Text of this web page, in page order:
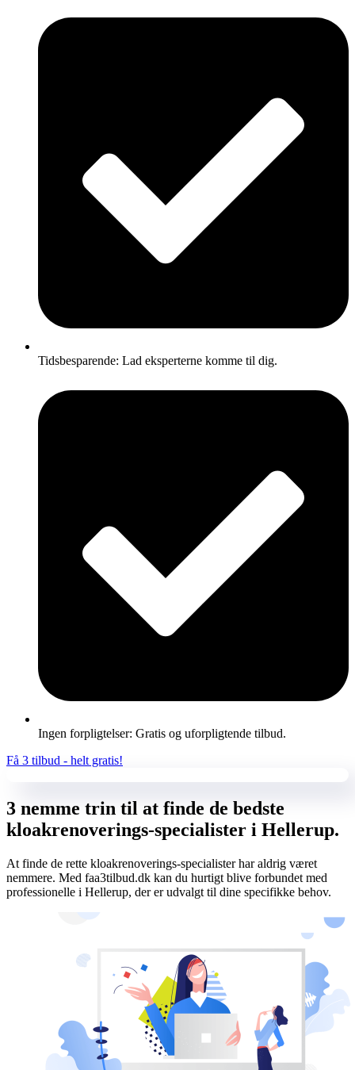
Tidsbesparende: Lad eksperterne komme til dig.
Ingen forpligtelser: Gratis og uforpligtende tilbud.
Få 3 tilbud - helt gratis!
3 nemme trin til at finde de bedste
kloakrenoverings-specialister i Hellerup.
At finde de rette kloakrenoverings-specialister har aldrig været
nemmere. Med faa3tilbud.dk kan du hurtigt blive forbundet med
professionelle i Hellerup, der er udvalgt til dine specifikke behov.